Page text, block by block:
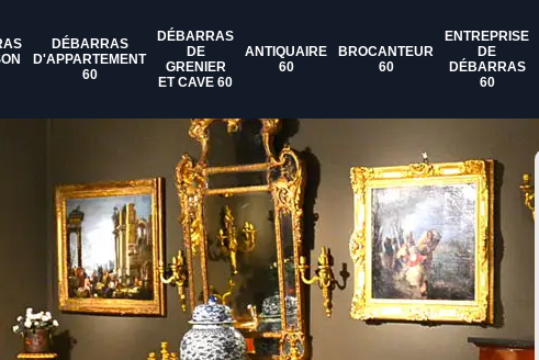
DÉBARRAS
D'APPARTEMENT
60
DÉBARRAS
DE
GRENIER
ET CAVE 60
ANTIQUAIRE
60
BROCANTEUR
60
ENTREPRISE
DE
DÉBARRAS
60